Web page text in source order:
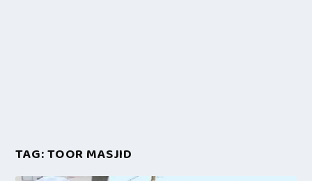
TAG:TOOR MASJID